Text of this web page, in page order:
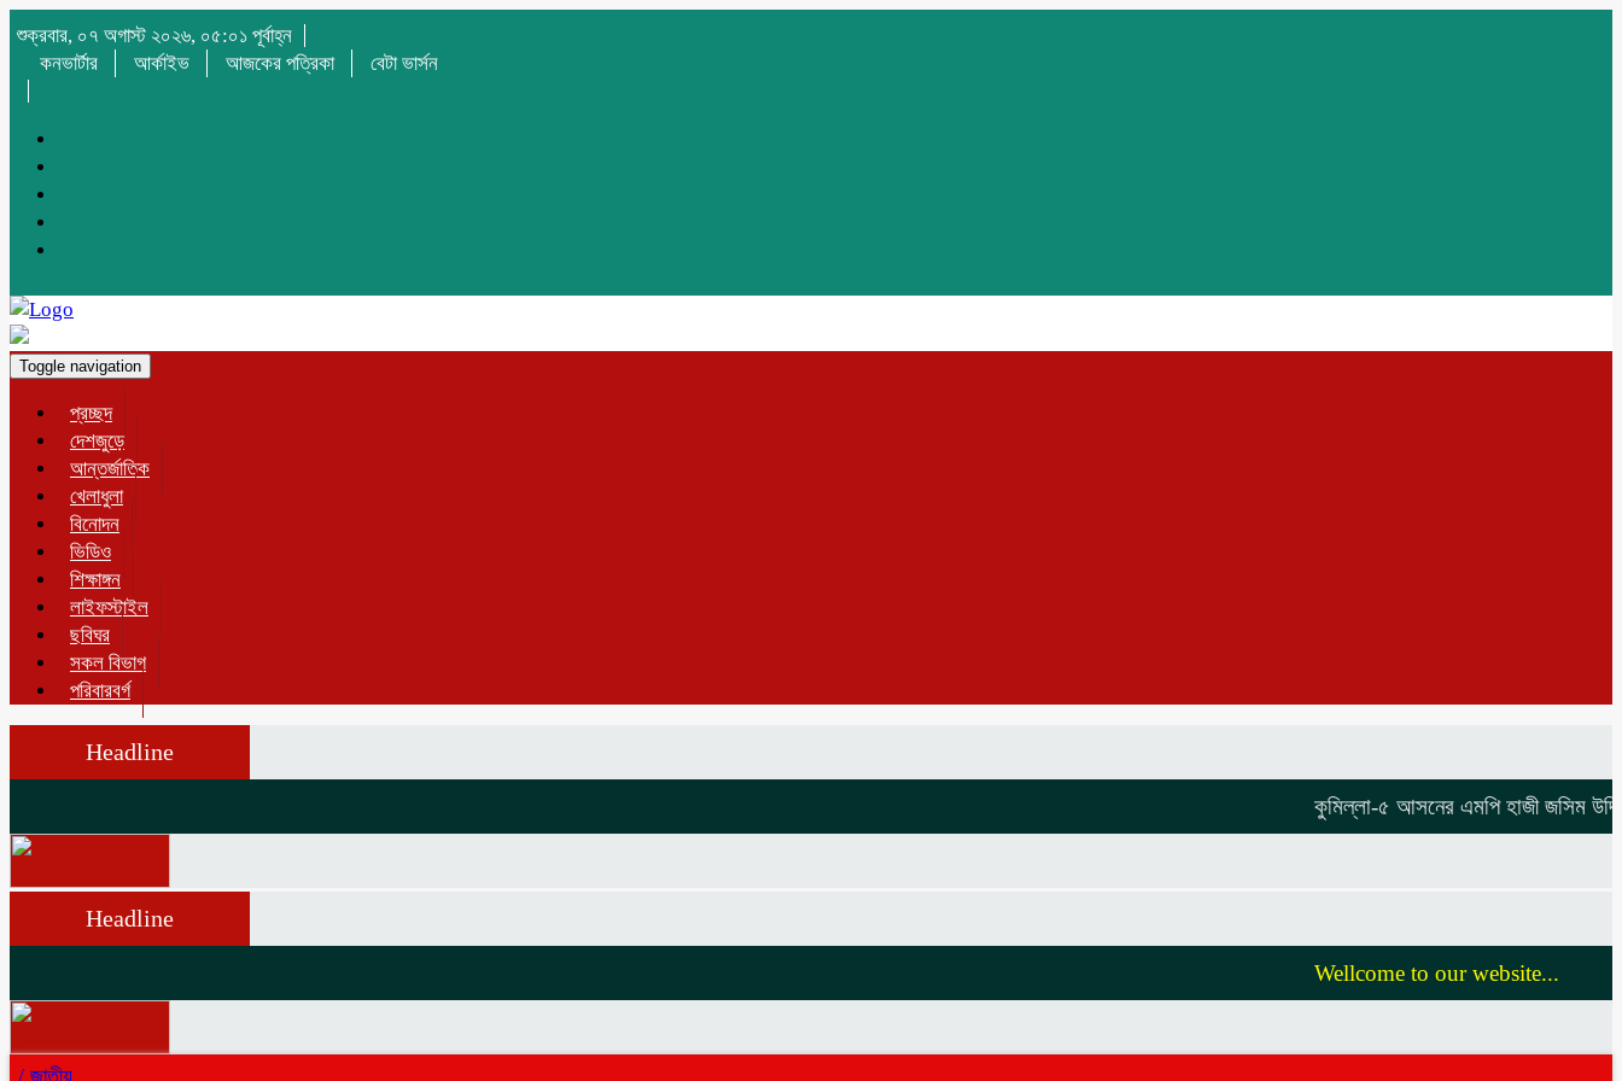
শুক্রবার, ০৭ অগাস্ট ২০২৬, ০৫:০১ পূর্বাহ্ন
কনভার্টার
আর্কাইভ আজকের পত্রিকা বেটা ভার্সন
Toggle navigation
প্রচ্ছদ
দেশজুড়ে
আন্তর্জাতিক
খেলাধুলা
বিনোদন
ভিডিও
শিক্ষাঙ্গন
লাইফস্টাইল
ছবিঘর
সকল বিভাগ
পরিবারবর্গ
Headline
কুমিল্লা-৫ আসনের এমপি হাজী জসিম উদ্দিনকে
Headline
Wellcome to our website...
/ জাতীয়